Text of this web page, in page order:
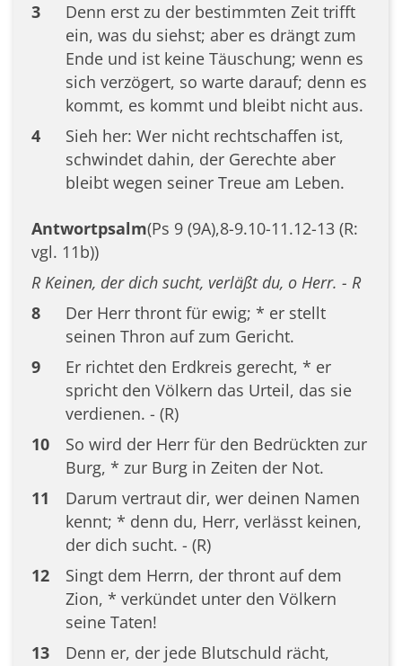
3
Denn erst zu der bestimmten Zeit trifft
ein, was du siehst; aber es drängt zum
Ende und ist keine Täuschung; wenn es
sich verzögert, so warte darauf; denn es
kommt, es kommt und bleibt nicht aus.
4
Sieh her: Wer nicht rechtschaffen ist,
schwindet dahin, der Gerechte aber
bleibt wegen seiner Treue am Leben.
Antwortpsalm(Ps 9 (9A),8-9.10-11.12-13 (R:
vgl. 11b))
R Keinen, der dich sucht, verläßt du, o Herr. - R
8
Der Herr thront für ewig; * er stellt
seinen Thron auf zum Gericht.
9
Er richtet den Erdkreis gerecht, * er
spricht den Völkern das Urteil, das sie
verdienen. - (R)
10
So wird der Herr für den Bedrückten zur
Burg, * zur Burg in Zeiten der Not.
11
Darum vertraut dir, wer deinen Namen
kennt; * denn du, Herr, verlässt keinen,
der dich sucht. - (R)
12
Singt dem Herrn, der thront auf dem
Zion, * verkündet unter den Völkern
seine Taten!
13
Denn er, der jede Blutschuld rächt,